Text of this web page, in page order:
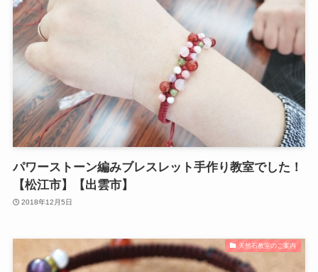
パワーストーン編みブレスレット手作り教室でした！
【松江市】【出雲市】
2018年12月5日
天然石教室のご案内